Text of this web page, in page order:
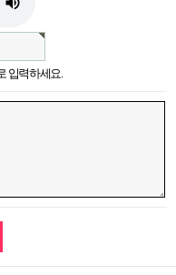
입력하세요.